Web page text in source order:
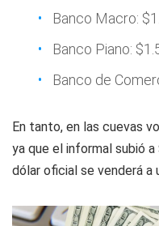
Banco Macro:
Banco Piano:
Banco de
En tanto, en las cuevas
ya que el informal subió
dólar oficial se venderá a